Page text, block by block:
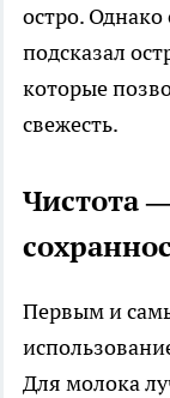
остро.
подсказал
которые
свежесть.
Чистота
Первым и
Для молока